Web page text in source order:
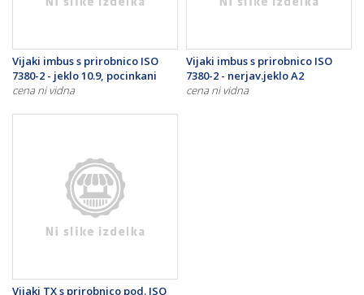
Vijaki imbus s prirobnico ISO
7380-2 - jeklo 10.9, pocinkani
cena ni vidna
Vijaki imbus s prirobnico ISO
7380-2 - nerjav.jeklo A2
cena ni vidna
Vijaki TX s prirobnico pod. ISO